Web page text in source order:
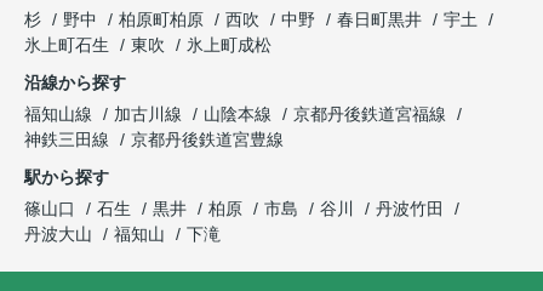
杉
野中 柏原町柏原 西吹 中野 春日町黒井
宇土
氷上町石生
東吹
氷上町成松
沿線から探す
福知山線
加古川線 山陰本線
京都丹後鉄道宮福線
神鉄三田線
京都丹後鉄道宮豊線
駅から探す
篠山口
石生 黒井 柏原 市島 谷川
丹波竹田
丹波大山
福知山 下滝